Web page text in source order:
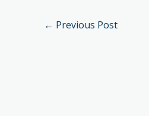
← Previous Post